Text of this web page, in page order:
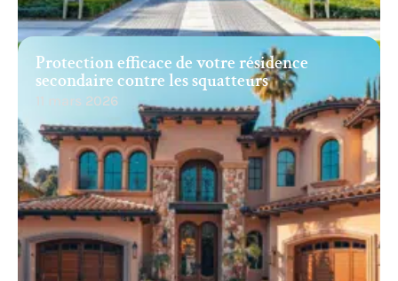
Protection efficace de votre résidence
secondaire contre les squatteurs
11 mars 2026